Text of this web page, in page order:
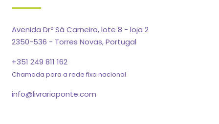
Avenida Drº Sá Carneiro, lote 8 - loja 2
2350-536 - Torres Novas, Portugal
+351 249 811 162
Chamada para a rede fixa nacional
info@livrariaponte.com